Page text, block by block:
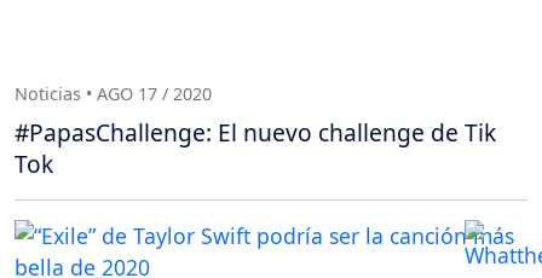
Noticias • AGO 17 / 2020
#PapasChallenge: El nuevo challenge de Tik
Tok